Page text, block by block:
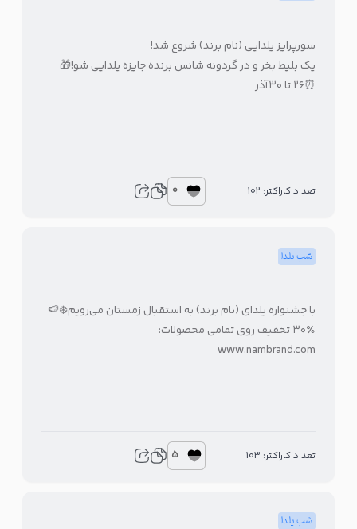
سورپرایز یلدایی (نام برند) شروع شد!
یک بلیط بخر و در گردونه شانس برنده جایزه یلدایی شو!🎁
⏰۲۶ تا ۳۰آذر
تعداد کاراکتر: 102 0
شب یلدا
با جشنواره یلدای (نام برند) به استقبال زمستان می‌رویم❄️🍉
۳۰٪ تخفیف روی تمامی محصولات:
www.nambrand.com
تعداد کاراکتر: 103 5
شب یلدا